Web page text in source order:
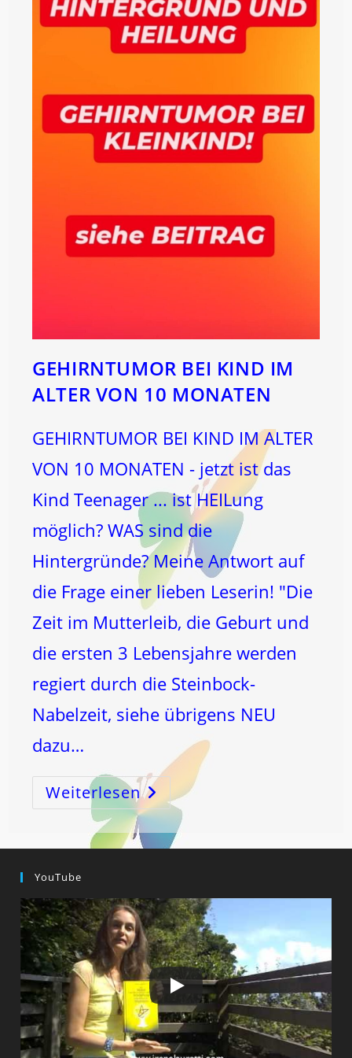
GEHIRNTUMOR BEI KIND IM
ALTER VON 10 MONATEN
GEHIRNTUMOR BEI KIND IM ALTER
VON 10 MONATEN - jetzt ist das
Kind Teenager ... ist HEILung
möglich? WAS sind die
Hintergründe? Meine Antwort auf
die Frage einer lieben Leserin! "Die
Zeit im Mutterleib, die Geburt und
die ersten 3 Lebensjahre werden
regiert durch die Steinbock-
Nabelzeit, siehe übrigens NEU
dazu…
WeiterlesenGEHIRNTUMOR
BEI
KIND
ALTER
VON
YouTube